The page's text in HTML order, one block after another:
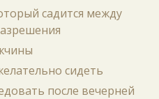
садится между
сидеть
после вечерней